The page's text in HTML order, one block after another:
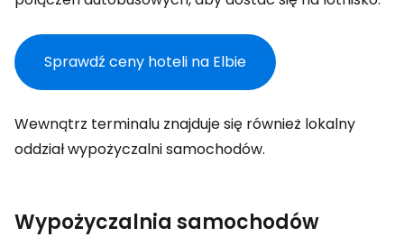
Sprawdź ceny hoteli na Elbie
Wewnątrz terminalu znajduje się również lokalny
oddział wypożyczalni samochodów.
Wypożyczalnia samochodów